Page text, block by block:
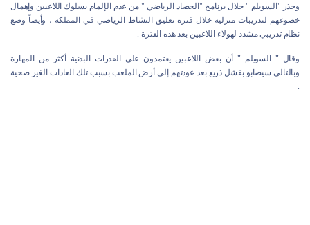
وحذر "السويلم " خلال برنامج "الحصاد الرياضي " من عدم الإلمام بسلوك اللاعبين وإهمال
خضوعهم لتدريبات منزلية خلال فترة تعليق النشاط الرياضي في المملكة ، وأيضاً وضع
نظام تدريبي مشدد لهولاء اللاعبين بعد هذه الفترة .
وقال " السويلم " أن بعض اللاعبين يعتمدون على القدرات البدنية أكثر من المهارة
وبالتالي سيصابو بفشل ذريع بعد عودتهم إلى أرض الملعب بسبب تلك العادات الغير صحية
.